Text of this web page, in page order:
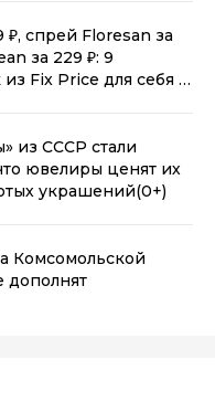
₽, спрей Floresan за
за 229 ₽: 9
Fix Price для себя и
из СССР стали
ювелиры ценят их
украшений(0+)
Комсомольской
дополнят